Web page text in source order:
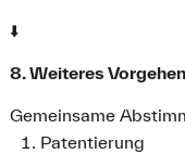
⬇️
8. Weiteres
Gemeinsame
Patentierung